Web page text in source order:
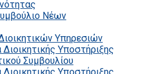
Νέων
Υπηρεσιών
Υποστήριξης
Συμβουλίου